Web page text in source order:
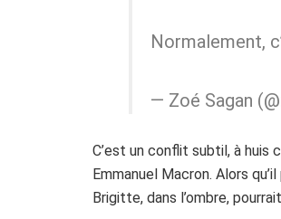
Normalement,
— Zoé Sagan
C’est un conflit subtil, à
Emmanuel Macron. Alors
Brigitte, dans l’ombre,